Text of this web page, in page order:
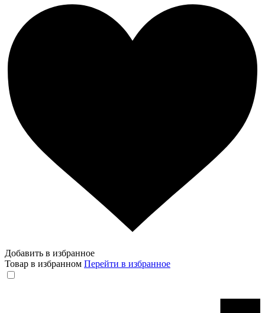
Добавить в избранное
Товар в избранном Перейти в избранное